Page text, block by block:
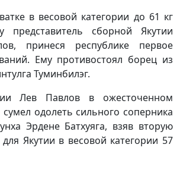
в весовой категории до 61 кг
представитель сборной Якутии
принеся республике первое
Ему противостоял борец из
Туминбилэг.
Лев Павлов в ожесточенном
одолеть сильного соперника
Эрдене Батхуяга, взяв вторую
Якутии в весовой категории 57